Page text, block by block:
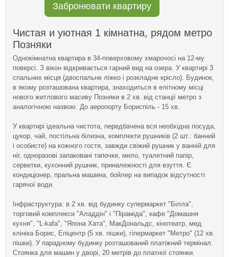
Забронювати квартиру
Чистая и уютная 1 кімнатна, рядом метро
Позняки
Однокімнатна квартира в 34-поверховому хмарочосі на 12-му
поверсі. З вікон відкривається гарний вид на озера. У квартирі 3
спальних місця (двоспальне ліжко і розкладне крісло). Будинок,
в якому розташована квартира, знаходиться в елітному місці
нового житлового масиву Позняки в 2 хв. від станції метро з
аналогічною назвою. До аеропорту Бориспіль - 15 хв.
У квартирі ідеальна чистота, передбачена вся необхідна посуда,
цукор, чай, постільна білизна, комплекти рушників (2 шт.: банний
і особисте) на кожного гостя, завжди свіжий рушник у ванній для
ніг, одноразові запаковані тапочки, мило, туалетний папір,
серветки, кухонний рушник, приналежності для взуття. Є
кондиціонер, пральна машина, бойлер на випадок відсутності
гарячої води.
Інфраструктура: в 2 хв. від будинку супермаркет "Білла",
торговий комплекси "Аладдін" і "Піраміда", кафе "Домашня
кухня", "L-kafa", "Япона Хата", МакДональдс, кінотеатр, мед.
клініка Борис, Епіцентр (5 хв. пішки), гіпермаркет "Метро" (12 хв.
пішки). У парадному будинку розташований платіжний термінал.
Стоянка для машин у дворі, 20 метрів до платної стоянки.